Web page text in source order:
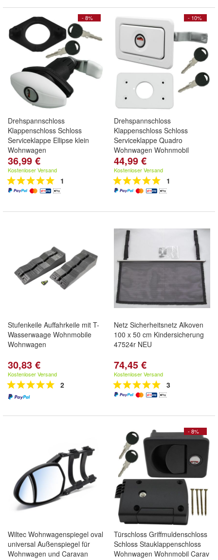
- 8%
Drehspannschloss
Klappenschloss Schloss
Serviceklappe Ellipse klein
Wohnwagen
36,99 €
Kostenloser Versand
1
- 10%
Drehspannschloss
Klappenschloss Schloss
Serviceklappe Quadro
Wohnwagen Wohnmobil
44,99 €
Kostenloser Versand
1
Stufenkeile Auffahrkeile mit T-
Wasserwaage Wohnmobile
Wohnwagen
30,83 €
Kostenloser Versand
2
Netz Sicherheitsnetz Alkoven
100 x 50 cm Kindersicherung
47524r NEU
74,45 €
Kostenloser Versand
3
Wiltec Wohnwagenspiegel oval
universal Außenspiegel für
Wohnwagen und Caravan
- 8%
Türschloss Griffmuldenschloss
Schloss Stauklappenschloss
Wohnwagen Wohnmobil Carav